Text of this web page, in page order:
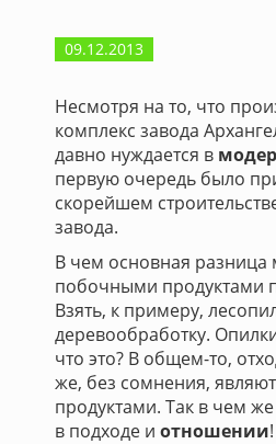
09.12.2013
Несмотря на то, что
комплекс завода
давно нуждается в
первую очередь было
скорейшем
завода.
В чем основная разница
побочными продуктами
Взять, к примеру,
деревообработку.
что это? В общем-то,
же, без сомнения,
продуктами. Так в чем
в подходе и отношении!